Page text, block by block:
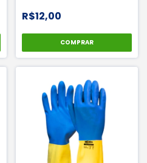
R$12,00
COMPRAR